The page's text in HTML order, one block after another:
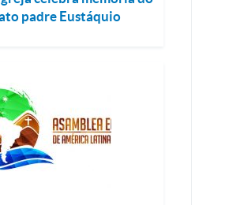
padre Eustáquio